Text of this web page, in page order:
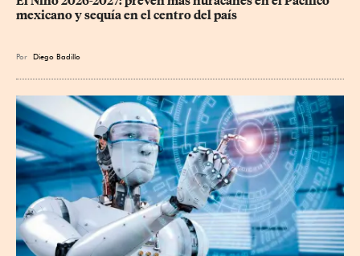
mexicano y sequía en el centro del país
Por Diego Badillo